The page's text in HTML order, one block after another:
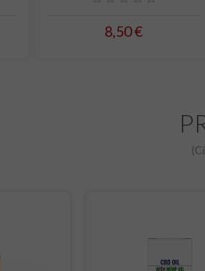
8,50 €